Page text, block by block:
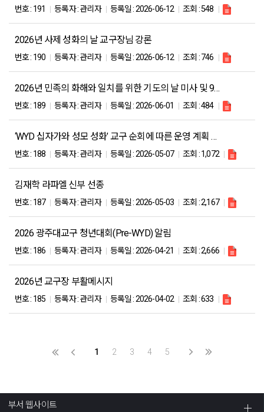
번호 : 191 등록자 :관리자 등록일 :2026-06-12 조회 :548
2026년 사제 성화의 날 교구장님 강론
번호 : 190 등록자 :관리자 등록일 :2026-06-12 조회 :746
2026년 민족의 화해와 일치를 위한 기도의 날 미사 및 9일 기도 안내
번호 : 189 등록자 :관리자 등록일 :2026-06-01 조회 :484
‘WYD 십자가와 성모 성화’ 교구 순회에 따른 운영 계획 및 자료 배부 안내
번호 : 188 등록자 :관리자 등록일 :2026-05-07 조회 :1,072
김재학 라파엘 신부 선종
번호 : 187 등록자 :관리자 등록일 :2026-05-03 조회 :2,167
2026 광주대교구 청년대회(Pre-WYD) 알림
번호 : 186 등록자 :관리자 등록일 :2026-04-21 조회 :2,666
2026년 교구장 부활메시지
번호 : 185 등록자 :관리자 등록일 :2026-04-02 조회 :633
1 2 3 4 5
부서 웹사이트